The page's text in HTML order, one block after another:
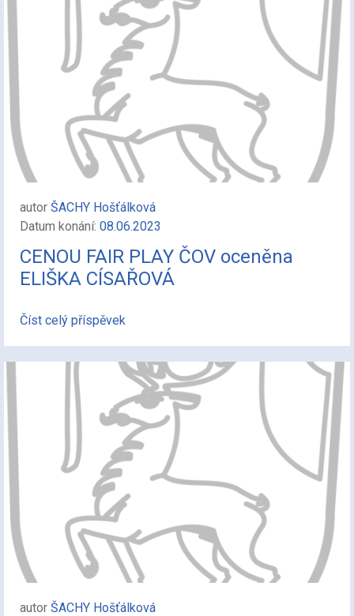
autor ŠACHY Hošťálková
Datum konání: 08.06.2023
CENOU FAIR PLAY ČOV oceněna
ELIŠKA CÍSAŘOVÁ
Číst celý příspěvek
autor ŠACHY Hošťálková